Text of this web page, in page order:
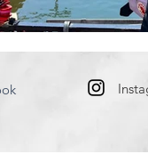
UNGHERIA